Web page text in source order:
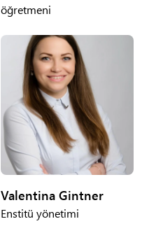
öğretmeni
Valentina Gintner
Enstitü yönetimi